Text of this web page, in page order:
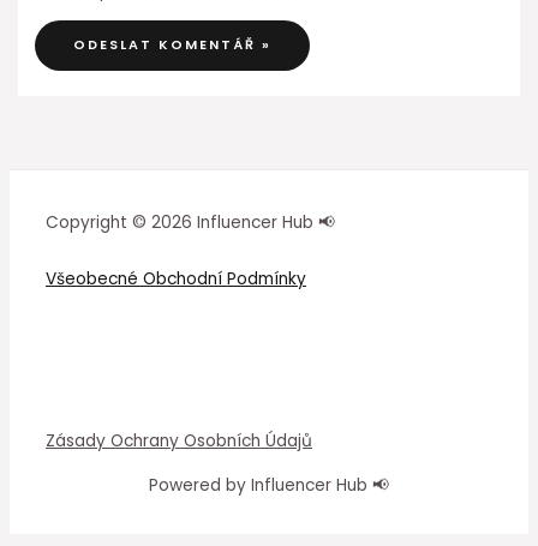
Copyright © 2026 Influencer Hub 📢
Všeobecné Obchodní Podmínky
Zásady Ochrany Osobních Údajů
Powered by Influencer Hub 📢